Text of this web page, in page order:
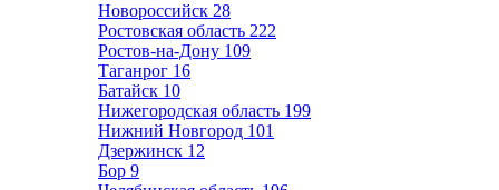
Новороссийск 28
Ростовская область 222
Ростов-на-Дону 109
Таганрог 16
Батайск 10
Нижегородская область 199
Нижний Новгород 101
Дзержинск 12
Бор 9